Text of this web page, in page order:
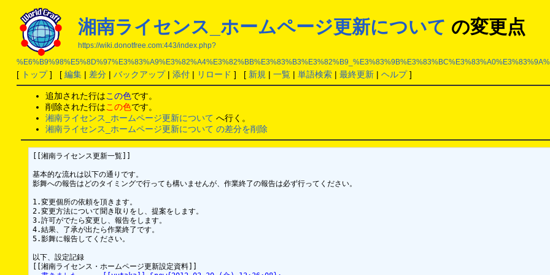
湘南ライセンス_ホームページ更新について の変更点
https://wiki.donotfree.com:443/index.php?
[ トップ] [ 編集| 差分| バックアップ| 添付| リロード ] [ 新規 | 一覧| 単語検索| 最終更新| ヘルプ]
追加された行はこの色です。
削除された行はこの色です。
湘南ライセンス_ホームページ更新について へ行く。
湘南ライセンス_ホームページ更新について の差分を削除
[[湘南ライセンス更新一覧]]
基本的な流れは以下の通りです。
影舞への報告はどのタイミングで行っても構いませんが、作業終了の報告は必ず行ってください。
1.変更個所の依頼を頂きます。
2.変更方法について聞き取りをし、提案をします。
3.許可がでたら変更し、報告をします。
4.結果、了承が出たら作業終了です。
5.影舞に報告してください。
以下、設定記録